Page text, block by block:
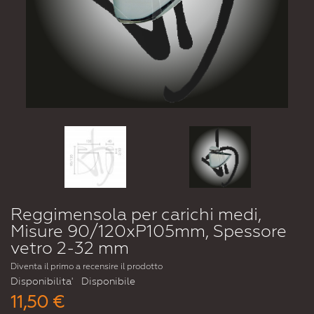
Reggimensola per carichi medi,
Misure 90/120xP105mm, Spessore
vetro 2-32 mm
Diventa il primo a recensire il prodotto
Disponibilita' Disponibile
11,50 €